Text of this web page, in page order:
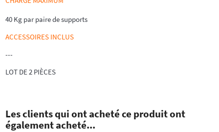
40 Kg par paire de supports
ACCESSOIRES INCLUS
---
LOT DE 2 PIÈCES
Les clients qui ont acheté ce produit ont
également acheté...